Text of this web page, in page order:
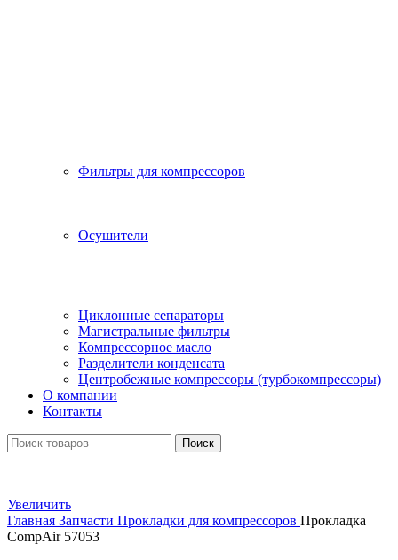
Фильтры для компрессоров
Осушители
Циклонные сепараторы
Магистральные фильтры
Компрессорное масло
Разделители конденсата
Центробежные компрессоры (турбокомпрессоры)
О компании
Контакты
Поиск
Увеличить
Главная Запчасти Прокладки для компрессоров Прокладка
CompAir 57053